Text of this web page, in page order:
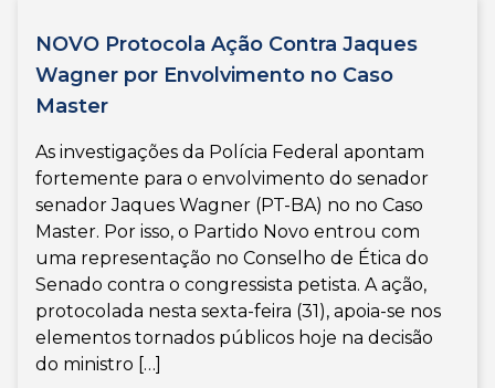
NOVO Protocola Ação Contra Jaques
Wagner por Envolvimento no Caso
Master
As investigações da Polícia Federal apontam
fortemente para o envolvimento do senador
senador Jaques Wagner (PT-BA) no no Caso
Master. Por isso, o Partido Novo entrou com
uma representação no Conselho de Ética do
Senado contra o congressista petista. A ação,
protocolada nesta sexta-feira (31), apoia-se nos
elementos tornados públicos hoje na decisão
do ministro […]